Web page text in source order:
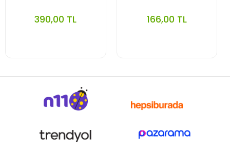
390,00 TL 166,00 TL